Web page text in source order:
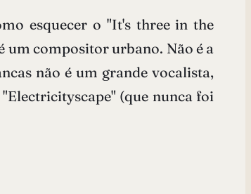
esquecer o "It's three in the
um compositor urbano. Não é a
não é um grande vocalista,
(que nunca foi